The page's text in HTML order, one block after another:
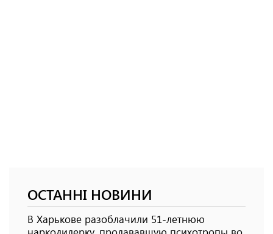
ОСТАННІ НОВИНИ
В Харькове разоблачили 51-летнюю